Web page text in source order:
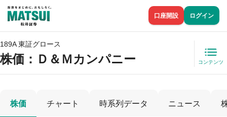
口座開設 ログイン
189A 東証グロース
株価 ：Ｄ＆Ｍカンパニー コンテンツ
株価 チャート 時系列データ ニュース